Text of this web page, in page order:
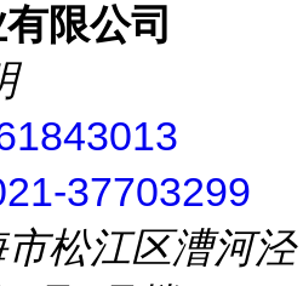
限公司
37703299
松江区漕河泾